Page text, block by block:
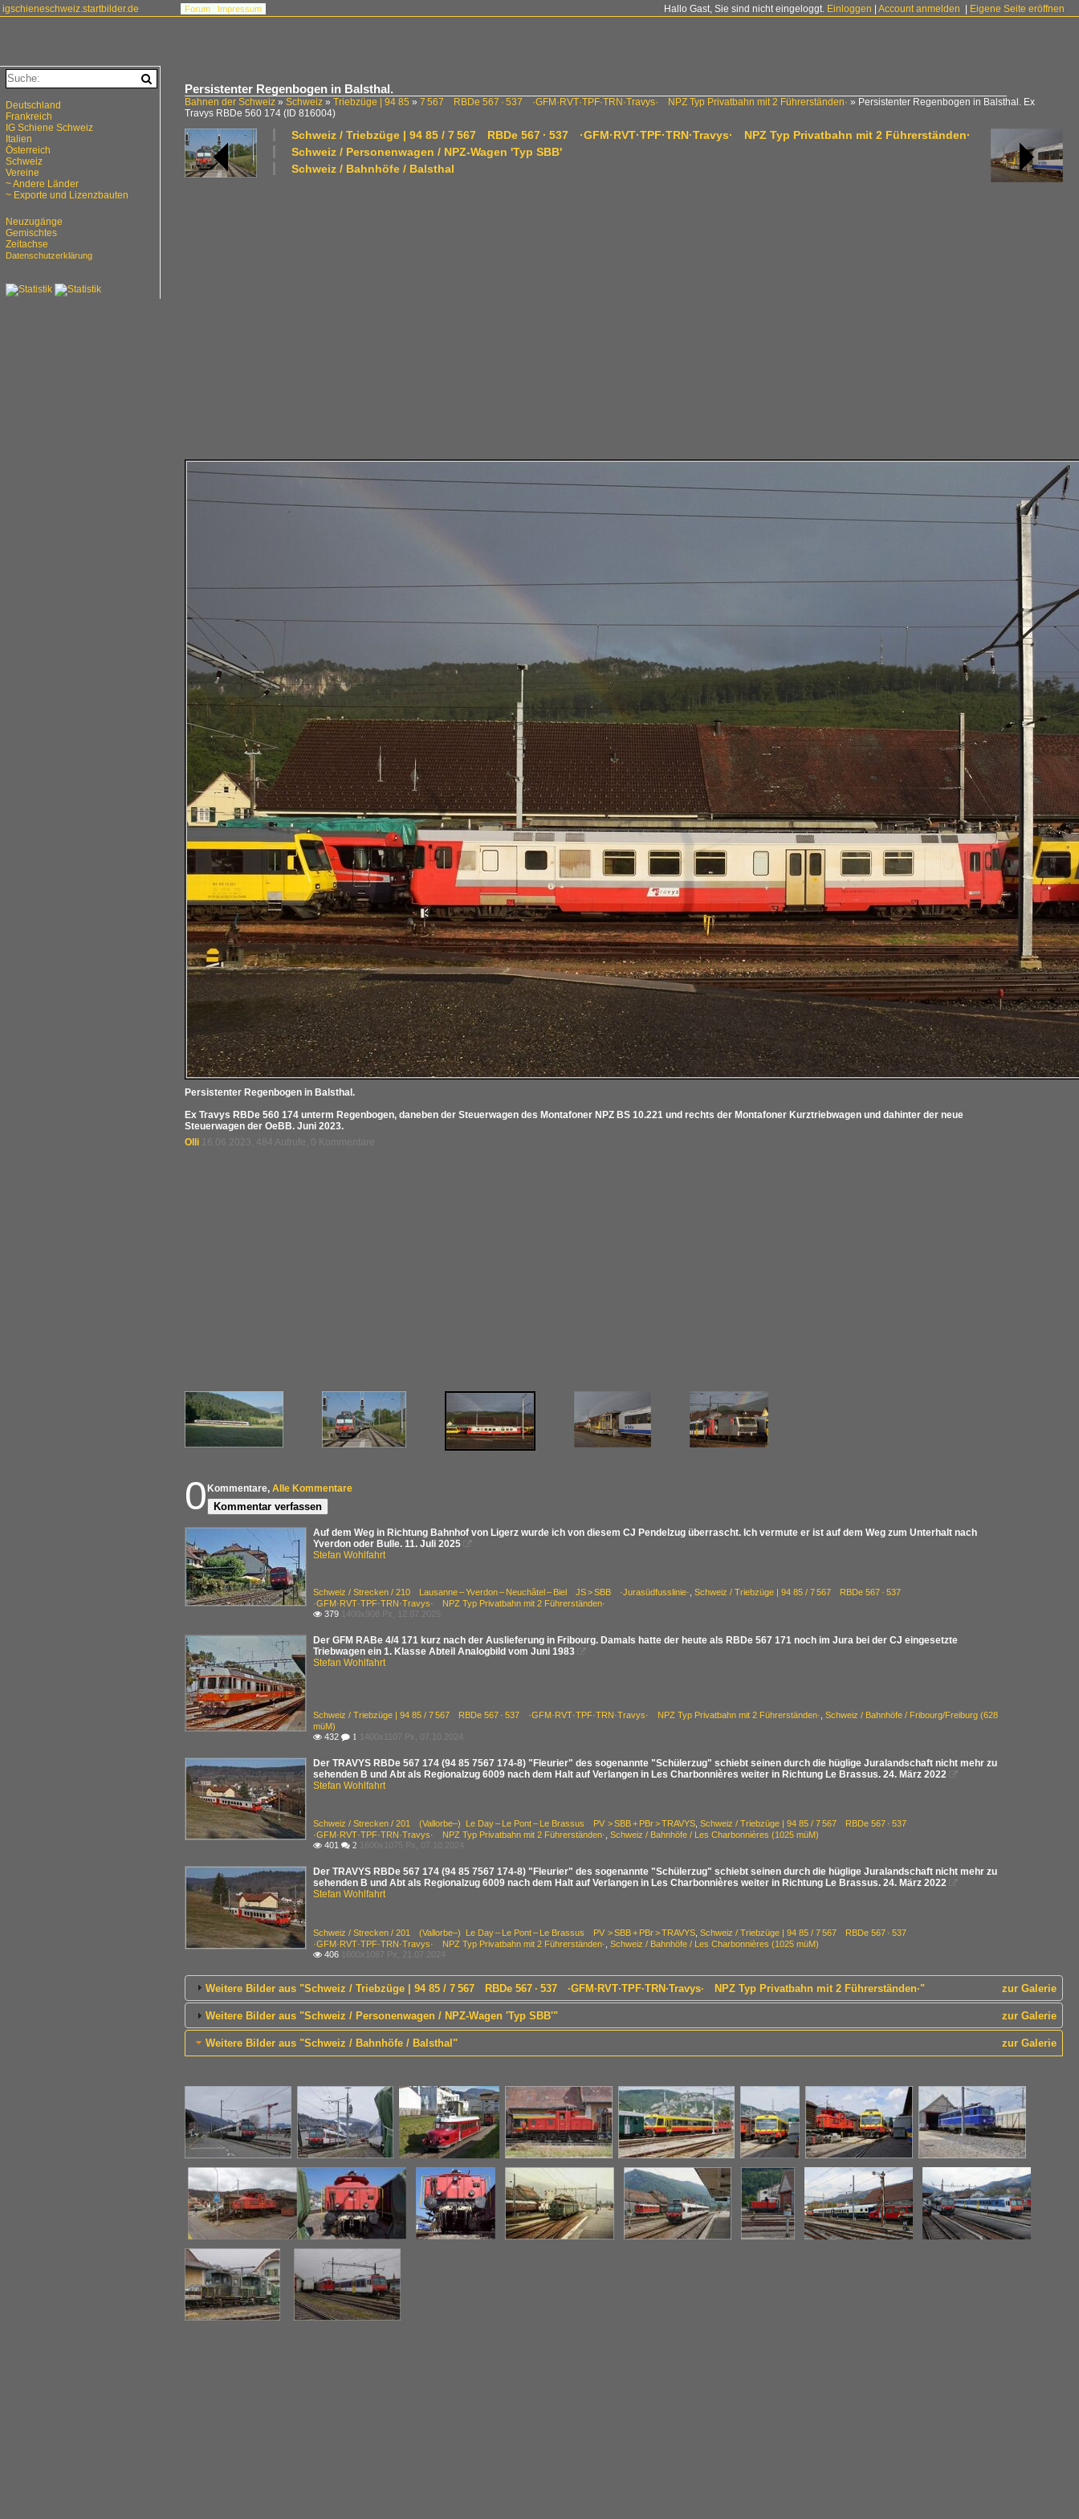
igschieneschweiz.startbilder.de Hallo Gast, Sie sind nicht eingeloggt. Einloggen Account anmelden Eigene Seite eröffnen
Forum Impressum
Persistenter Regenbogen in Balsthal.
Bahnen der Schweiz » Schweiz » Triebzüge | 94 85 » 7 567 RBDe 567 · 537 ·GFM·RVT·TPF·TRN·Travys· NPZ Typ Privatbahn mit 2 Führerständen· » Persistenter Regenbogen in Balsthal. Ex
Travys RBDe 560 174 (ID 816004)
Schweiz / Triebzüge | 94 85 / 7 567 RBDe 567 · 537 ·GFM·RVT·TPF·TRN·Travys· NPZ Typ Privatbahn mit 2 Führerständen·
Schweiz / Personenwagen / NPZ-Wagen 'Typ SBB'
Schweiz / Bahnhöfe / Balsthal
Persistenter Regenbogen in Balsthal.
Ex Travys RBDe 560 174 unterm Regenbogen, daneben der Steuerwagen des Montafoner NPZ BS 10.221 und rechts der Montafoner Kurztriebwagen und dahinter der neue
Steuerwagen der OeBB. Juni 2023.
Olli
16.06.2023, 484 Aufrufe, 0 Kommentare
0 Kommentare, Alle Kommentare
Kommentar verfassen
Auf dem Weg in Richtung Bahnhof von Ligerz wurde ich von diesem CJ Pendelzug überrascht. Ich vermute er ist auf dem Weg zum Unterhalt nach
Yverdon oder Bulle. 11. Juli 2025

Stefan Wohlfahrt
Schweiz / Strecken / 210 Lausanne – Yverdon – Neuchâtel – Biel JS > SBB ·Jurasüdfusslinie· Schweiz / Triebzüge | 94 85 / 7 567 RBDe 567 · 537
·GFM·RVT·TPF·TRN·Travys· NPZ Typ Privatbahn mit 2 Führerständen·
 379 1400x908 Px, 12.07.2025
Der GFM RABe 4/4 171 kurz nach der Auslieferung in Fribourg. Damals hatte der heute als RBDe 567 171 noch im Jura bei der CJ eingesetzte
Triebwagen ein 1. Klasse Abteil Analogbild vom Juni 1983

Stefan Wohlfahrt
Schweiz / Triebzüge | 94 85 / 7 567 RBDe 567 · 537 ·GFM·RVT·TPF·TRN·Travys· NPZ Typ Privatbahn mit 2 Führerständen· Schweiz / Bahnhöfe / Fribourg/Freiburg (628
müM)
 432  1 1400x1107 Px, 07.10.2024
Der TRAVYS RBDe 567 174 (94 85 7567 174-8) "Fleurier" des sogenannte "Schülerzug" schiebt seinen durch die hüglige Juralandschaft nicht mehr zu
sehenden B und Abt als Regionalzug 6009 nach dem Halt auf Verlangen in Les Charbonnières weiter in Richtung Le Brassus. 24. März 2022

Stefan Wohlfahrt
Schweiz / Strecken / 201 (Vallorbe–) Le Day – Le Pont – Le Brassus PV > SBB + PBr > TRAVYS Schweiz / Triebzüge | 94 85 / 7 567 RBDe 567 · 537
·GFM·RVT·TPF·TRN·Travys· NPZ Typ Privatbahn mit 2 Führerständen· Schweiz / Bahnhöfe / Les Charbonnières (1025 müM)
 401  2 1600x1075 Px, 07.10.2024
Der TRAVYS RBDe 567 174 (94 85 7567 174-8) "Fleurier" des sogenannte "Schülerzug" schiebt seinen durch die hüglige Juralandschaft nicht mehr zu
sehenden B und Abt als Regionalzug 6009 nach dem Halt auf Verlangen in Les Charbonnières weiter in Richtung Le Brassus. 24. März 2022

Stefan Wohlfahrt
Schweiz / Strecken / 201 (Vallorbe–) Le Day – Le Pont – Le Brassus PV > SBB + PBr > TRAVYS Schweiz / Triebzüge | 94 85 / 7 567 RBDe 567 · 537
·GFM·RVT·TPF·TRN·Travys· NPZ Typ Privatbahn mit 2 Führerständen· Schweiz / Bahnhöfe / Les Charbonnières (1025 müM)
 406 1600x1087 Px, 21.07.2024
zur Galerie
Weitere Bilder aus "Schweiz / Triebzüge | 94 85 / 7 567 RBDe 567 · 537 ·GFM·RVT·TPF·TRN·Travys· NPZ Typ Privatbahn mit 2 Führerständen·"
zur Galerie
Weitere Bilder aus "Schweiz / Personenwagen / NPZ-Wagen 'Typ SBB'"
zur Galerie
Weitere Bilder aus "Schweiz / Bahnhöfe / Balsthal"
Deutschland
Frankreich
IG Schiene Schweiz
Italien
Österreich
Schweiz
Vereine
~ Andere Länder
~ Exporte und Lizenzbauten
Neuzugänge
Gemischtes
Zeitachse
Datenschutzerklärung